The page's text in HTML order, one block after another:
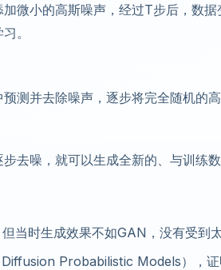
微小的高斯噪声，经过T步后，数
。
测并去除噪声，逐步将完全随机的
去噪，就可以生成全新的、与训练数
当时生成效果不如GAN，没有受到太
Probabilistic Models），证